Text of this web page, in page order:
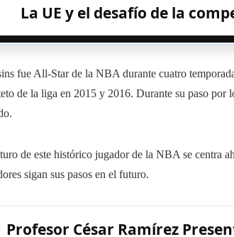
La UE y el desafío de la
​​fue All-Star de la NBA durante cuatro
de la liga en 2015 y 2016. Durante su paso por
de este histórico jugador de la NBA se centra
sigan sus pasos en el futuro.
Profesor César Ramírez